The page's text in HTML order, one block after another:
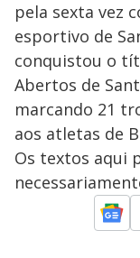
pela sexta vez
esportivo de
conquistou o
Abertos de
marcando 21
aos atletas de
Os textos aqui